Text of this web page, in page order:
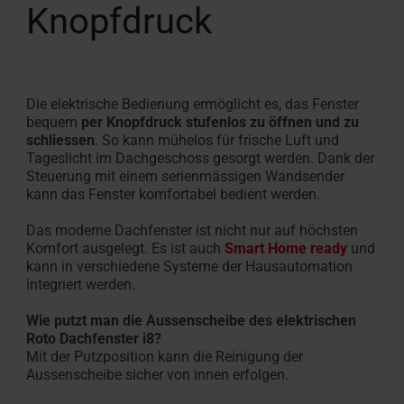
Knopfdruck
Die elektrische Bedienung ermöglicht es, das Fenster
bequem per Knopfdruck stufenlos zu öffnen und zu
schliessen. So kann mühelos für frische Luft und
Tageslicht im Dachgeschoss gesorgt werden. Dank der
Steuerung mit einem serienmässigen Wandsender
kann das Fenster komfortabel bedient werden.
Das moderne Dachfenster ist nicht nur auf höchsten
Komfort ausgelegt. Es ist auch Smart Home ready und
kann in verschiedene Systeme der Hausautomation
integriert werden.
Wie putzt man die Aussenscheibe des elektrischen
Roto Dachfenster i8?
Mit der Putzposition kann die Reinigung der
Aussenscheibe sicher von innen erfolgen.